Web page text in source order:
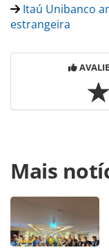
Itaú Unibanco
estrangeira
https://
politica/2022/01/
dobra-em-
oferecidas na
PANROTAS
sobre direito
Mais